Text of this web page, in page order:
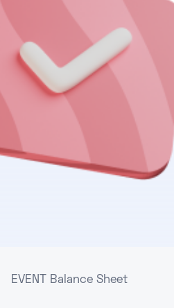
EVENT Balance Sheet